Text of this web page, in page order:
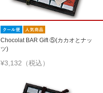
Chocolat BAR Gift ⑤(カカオとナッ
ツ)
¥3,132（税込）